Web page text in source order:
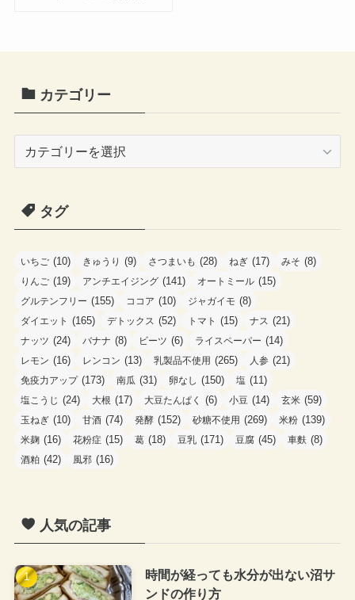
カテゴリー
ゴ
タグ
いちご (10) きゅうり (9) さつまいも (28) ねぎ (17) みそ (8)
りんご (19) アンチエイジング (141) オートミール (15)
グルテンフリー (155) ココア (10) ジャガイモ (8)
ダイエット (165) デトックス (52) トマト (15) ナス (21)
ナッツ (24) バナナ (8) ビーツ (6) ライスペーパー (14)
レモン (16) レンコン (13) 乳製品不使用 (265) 人参 (21)
免疫力アップ(173) 南瓜 (31) 卵なし (150) 塩 (11)
塩こうじ (24) 大根 (17) 大豆たんぱく (6) 小豆 (14) 玄米 (59)
玉ねぎ (10) 甘酒 (74) 発酵 (152) 砂糖不使用 (269) 米粉 (139)
米麹 (16) 花粉症 (15) 葛 (18) 豆乳 (171) 豆腐 (45) 車麩 (8)
酒粕 (42) 風邪 (16)
人気の記事
時間が経っても水分が出ない沼サ
ンドの作り方